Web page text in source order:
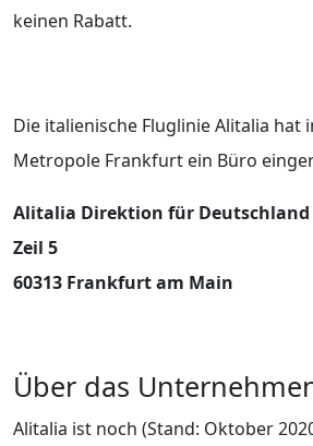
keinen Rabatt.
Die italienische Fluglinie Alitalia hat
Metropole Frankfurt ein Büro
Alitalia Direktion für Deutschland
Zeil 5
60313 Frankfurt am Main
Über das
Alitalia ist noch (Stand: Oktober